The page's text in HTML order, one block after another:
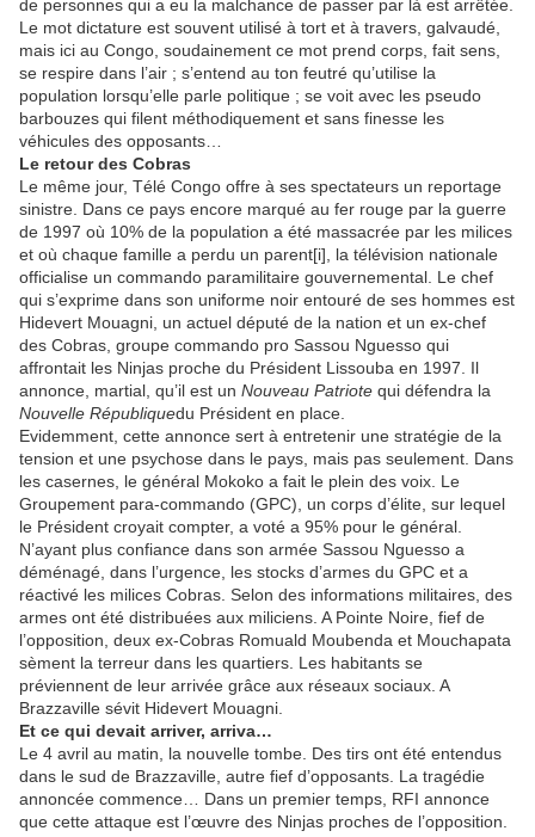
de personnes qui a eu la malchance de passer par là est arrêtée.
Le mot dictature est souvent utilisé à tort et à travers, galvaudé,
mais ici au Congo, soudainement ce mot prend corps, fait sens,
se respire dans l’air ; s’entend au ton feutré qu’utilise la
population lorsqu’elle parle politique ; se voit avec les pseudo
barbouzes qui filent méthodiquement et sans finesse les
véhicules des opposants…
Le retour des Cobras
Le même jour, Télé Congo offre à ses spectateurs un reportage
sinistre. Dans ce pays encore marqué au fer rouge par la guerre
de 1997 où 10% de la population a été massacrée par les milices
et où chaque famille a perdu un parent[i], la télévision nationale
officialise un commando paramilitaire gouvernemental. Le chef
qui s’exprime dans son uniforme noir entouré de ses hommes est
Hidevert Mouagni, un actuel député de la nation et un ex-chef
des Cobras, groupe commando pro Sassou Nguesso qui
affrontait les Ninjas proche du Président Lissouba en 1997. Il
annonce, martial, qu’il est un Nouveau Patriote qui défendra la
Nouvelle Républiquedu Président en place.
Evidemment, cette annonce sert à entretenir une stratégie de la
tension et une psychose dans le pays, mais pas seulement. Dans
les casernes, le général Mokoko a fait le plein des voix. Le
Groupement para-commando (GPC), un corps d’élite, sur lequel
le Président croyait compter, a voté a 95% pour le général.
N’ayant plus confiance dans son armée Sassou Nguesso a
déménagé, dans l’urgence, les stocks d’armes du GPC et a
réactivé les milices Cobras. Selon des informations militaires, des
armes ont été distribuées aux miliciens. A Pointe Noire, fief de
l’opposition, deux ex-Cobras Romuald Moubenda et Mouchapata
sèment la terreur dans les quartiers. Les habitants se
préviennent de leur arrivée grâce aux réseaux sociaux. A
Brazzaville sévit Hidevert Mouagni.
Et ce qui devait arriver, arriva…
Le 4 avril au matin, la nouvelle tombe. Des tirs ont été entendus
dans le sud de Brazzaville, autre fief d’opposants. La tragédie
annoncée commence… Dans un premier temps, RFI annonce
que cette attaque est l’œuvre des Ninjas proches de l’opposition.